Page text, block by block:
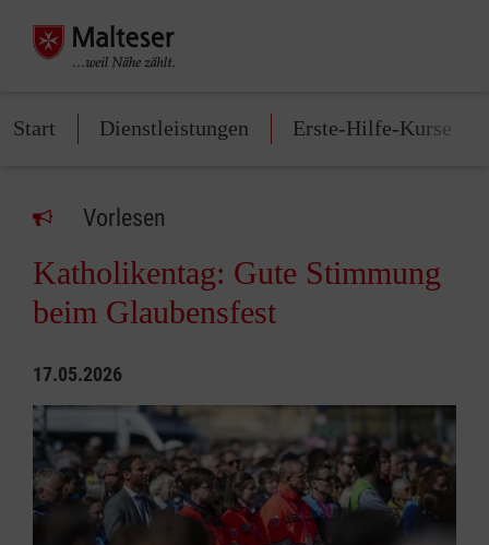
Start Dienstleistungen Erste-Hilfe-Kurse
Vorlesen
Katholikentag: Gute Stimmung
beim Glaubensfest
17.05.2026